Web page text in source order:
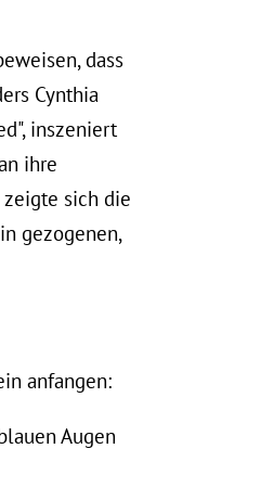
dass
Cynthia
inszeniert
ihre
sich die
gezogenen,
anfangen:
Augen